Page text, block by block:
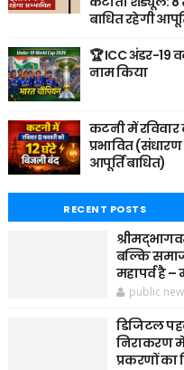
बाधित रहेगी
🏆 ICC अंडर-19
नाम किया
कटनी में रविवार
प्रभावित
आपूर्ति बाधित)
RECENT POSTS
बल्कि
महापर्व है
public
डिजिटल
निराकरण में
प्रकरणों का